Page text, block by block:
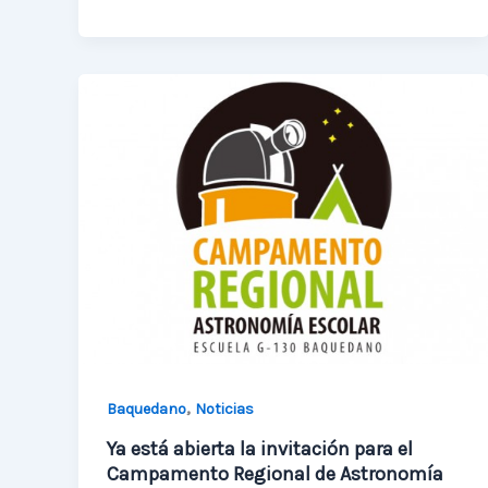
Tecnología
Baquedano, Noticias
Ya está abierta la invitación para el
Campamento Regional de Astronomía